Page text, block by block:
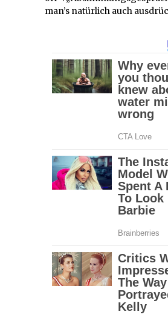
man’s natürlich auch